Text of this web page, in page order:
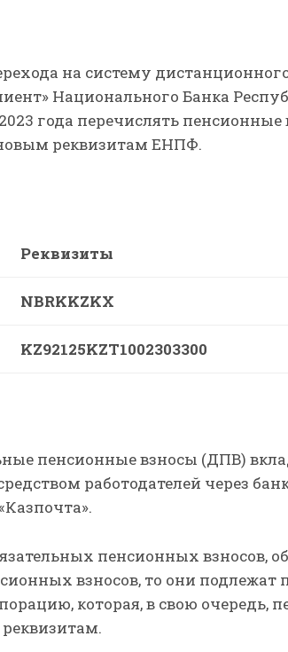
на систему
Национального Банка
года перечислять пенсионные
реквизитам ЕНПФ.
Реквизиты
NBRKKZKX
KZ92125KZT1002303300
пенсионные взносы (ДПВ)
работодателей через
пенсионных взносов,
взносов, то они подлежат
которая, в свою очередь,